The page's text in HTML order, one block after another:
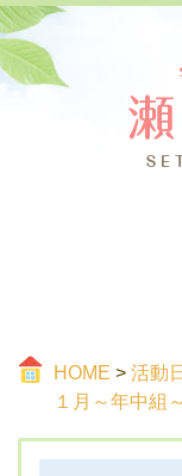
HOME > 活動
１月～年中組～